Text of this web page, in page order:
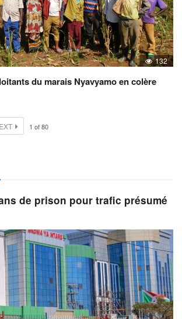
132
du marais Nyavyamo en colère
1 of80
de prison pour trafic présumé